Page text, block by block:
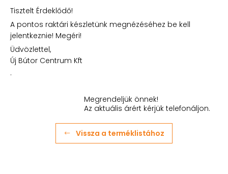
Tisztelt Érdeklődő!
A pontos raktári készletünk megnézéséhez be kell
jelentkeznie! Megéri!
Üdvözlettel,
Új Bútor Centrum Kft
.
Megrendeljük önnek!
Az aktuális árért kérjük telefonáljon.
Vissza a terméklistához